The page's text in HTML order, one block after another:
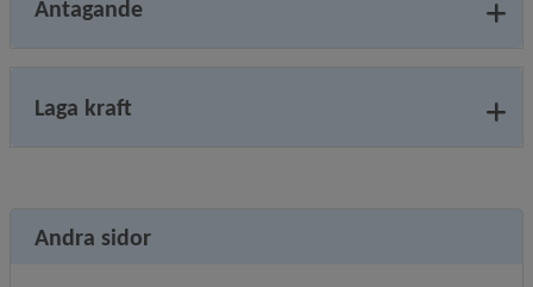
Antagande
Laga kraft
Andra sidor